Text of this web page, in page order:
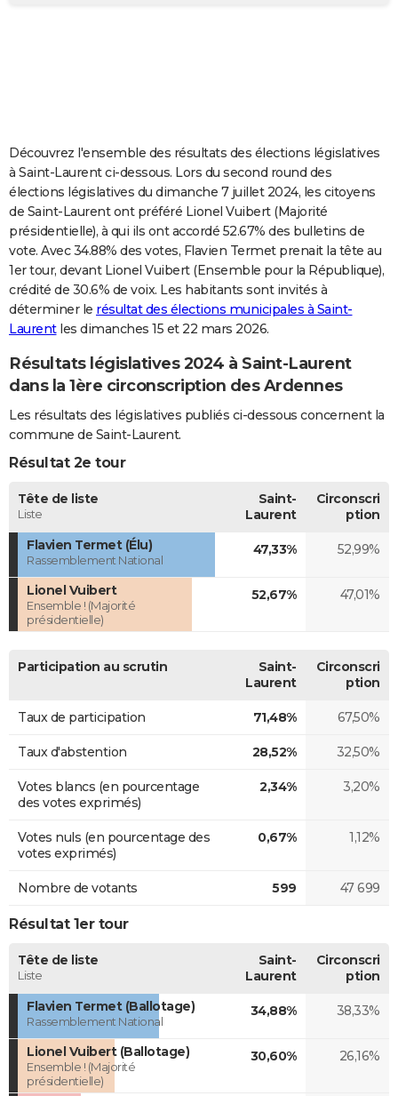
Carte de Noël
Carte Bonne année
Carte Saint-Valentin
Carte Pâques
Carte d'anniversaire
DICTIONNAIRE
Dictionnaire
Biographies
Citations
Expressions
Proverbes
PROGRAMME TV
COPAINS D'AVANT
S'inscrire
Se connecter
Lycées
Collèges
Primaires
Universités
Entreprises
Service militaire
Avis de recherche
AVIS DE DÉCÈS
FORUM
Découvrez l'ensemble des résultats des élections législatives
à Saint-Laurent ci-dessous. Lors du second round des
élections législatives du dimanche 7 juillet 2024, les citoyens
de Saint-Laurent ont préféré Lionel Vuibert (Majorité
présidentielle), à qui ils ont accordé 52.67% des bulletins de
vote. Avec 34.88% des votes, Flavien Termet prenait la tête au
1er tour, devant Lionel Vuibert (Ensemble pour la République),
crédité de 30.6% de voix. Les habitants sont invités à
déterminer le résultat des élections municipales à Saint-
Laurentles dimanches 15 et 22 mars 2026.
Résultats législatives 2024 à Saint-Laurent
dans la 1ère circonscription des Ardennes
Les résultats des législatives publiés ci-dessous concernent la
commune de Saint-Laurent.
Résultat 2e tour
Tête de liste
Liste
Saint-
Laurent
Circonscri
ption
Flavien Termet (Élu)
Rassemblement National
47,33% 52,99%
Lionel Vuibert
Ensemble ! (Majorité
présidentielle)
52,67% 47,01%
Participation au scrutin
Saint-
Laurent
Circonscri
ption
Taux de participation 71,48% 67,50%
Taux d'abstention 28,52% 32,50%
Votes blancs (en pourcentage
des votes exprimés)
2,34% 3,20%
Votes nuls (en pourcentage des
votes exprimés)
0,67% 1,12%
Nombre de votants 599 47 699
Résultat 1er tour
Tête de liste
Liste
Saint-
Laurent
Circonscri
ption
Flavien Termet (Ballotage)
Rassemblement National
34,88% 38,33%
Lionel Vuibert (Ballotage)
Ensemble ! (Majorité
présidentielle)
30,60% 26,16%